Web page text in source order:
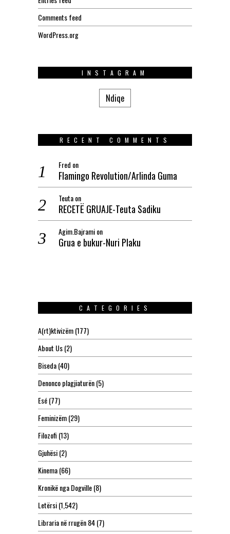
Comments feed
WordPress.org
INSTAGRAM
Ndiqe
RECENT COMMENTS
Fred on
Flamingo Revolution/Arlinda Guma
Teutaon
RECETË GRUAJE-Teuta Sadiku
Agim.Bajramion
Grua e bukur-Nuri Plaku
CATEGORIES
A(rt)ktivizëm(177)
About Us(2)
Biseda(40)
Denonco plagjiaturën(5)
Esé(77)
Feminizëm(29)
Filozofi (13)
Gjuhësi(2)
Kinema(66)
Kronikë nga Dogville(8)
Letërsi(1,542)
Libraria në rrugën 84(7)